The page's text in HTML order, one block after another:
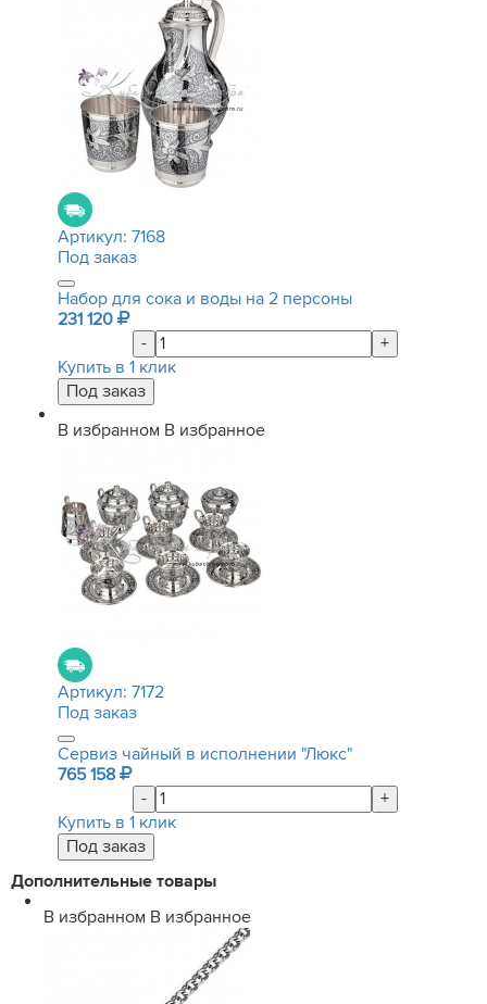
Артикул: 7168
Под заказ
Набор для сока и воды на 2 персоны
231 120
-
+
Купить в 1 клик
В избранном В избранное
Артикул: 7172
Под заказ
Сервиз чайный в исполнении "Люкс"
765 158
-
+
Купить в 1 клик
Дополнительные товары
В избранном В избранное